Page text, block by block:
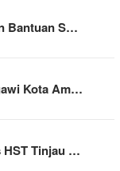
Bantuan S…
Kota Am…
HST Tinjau …